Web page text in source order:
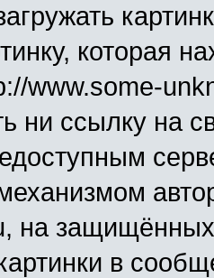
которая
www.some-
ни ссылку на
на
в